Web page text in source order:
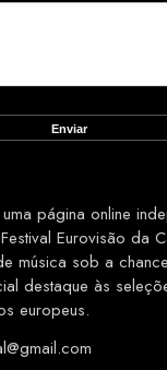
página online
Eurovisão da
música sob a
destaque às
europeus.